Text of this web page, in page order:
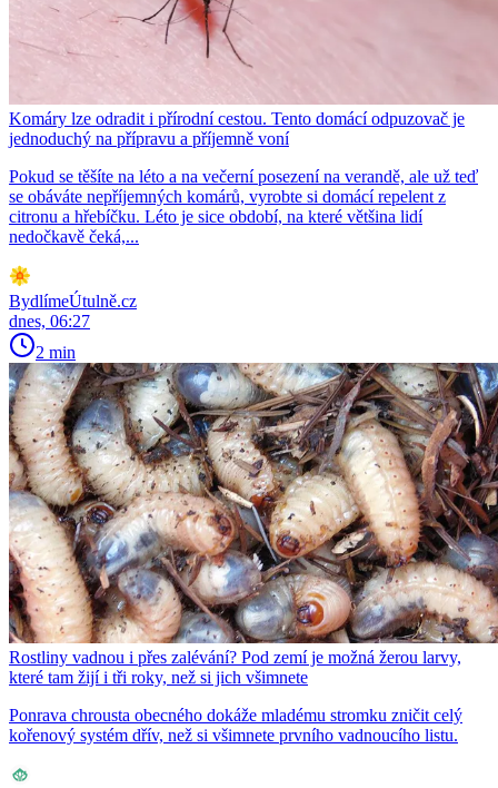
Komáry lze odradit i přírodní cestou. Tento domácí odpuzovač je
jednoduchý na přípravu a příjemně voní
Pokud se těšíte na léto a na večerní posezení na verandě, ale už teď
se obáváte nepříjemných komárů, vyrobte si domácí repelent z
citronu a hřebíčku. Léto je sice období, na které většina lidí
nedočkavě čeká,...
BydlímeÚtulně.cz
dnes, 06:27
2 min
Rostliny vadnou i přes zalévání? Pod zemí je možná žerou larvy,
které tam žijí i tři roky, než si jich všimnete
Ponrava chrousta obecného dokáže mladému stromku zničit celý
kořenový systém dřív, než si všimnete prvního vadnoucího listu.